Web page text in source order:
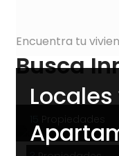
Encuentra tu
Busca